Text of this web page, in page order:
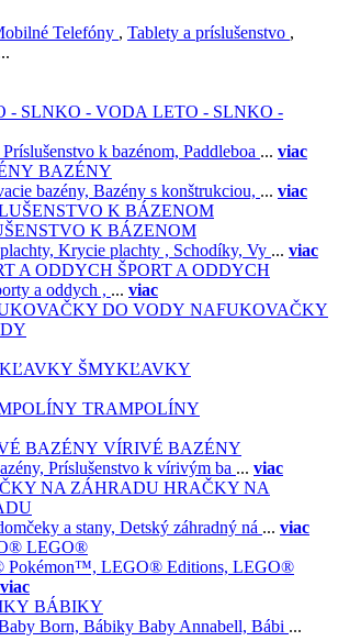
Telefóny , Tablety a príslušenstvo ,
LETO - SLNKO -
Príslušenstvo k bazénom, Paddleboa ... viac
BAZÉNY
bazény, Bazény s konštrukciou, ... viac
K BÁZENOM
Krycie plachty , Schodíky, Vy ... viac
ŠPORT A ODDYCH
a oddych , ... viac
NAFUKOVAČKY
ŠMYKĽAVKY
TRAMPOLÍNY
VÍRIVÉ BAZÉNY
Príslušenstvo k vírivým ba ... viac
HRAČKY NA
a stany, Detský záhradný ná ... viac
LEGO®
Pokémon™, LEGO® Editions, LEGO®
viac
BÁBIKY
Born, Bábiky Baby Annabell, Bábi ...